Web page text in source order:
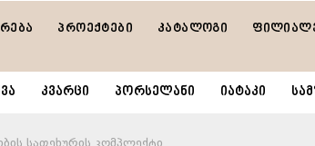
პროექტები კატალოგი
კვარცი პორსელანი იატაკი